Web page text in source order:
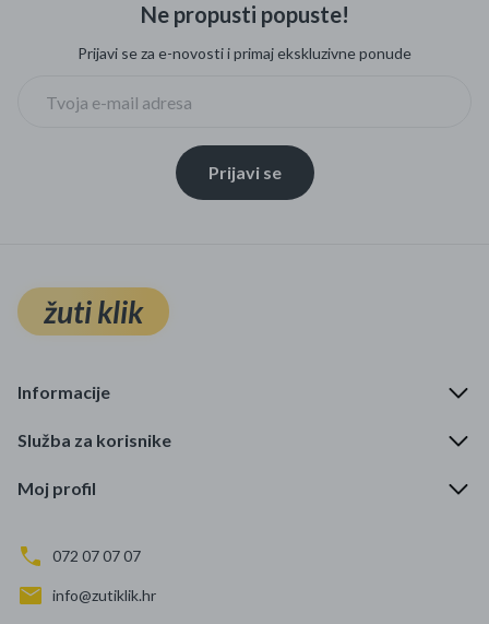
Ne propusti popuste!
Prijavi se za e-novosti i primaj ekskluzivne ponude
Prijavi se
žuti klik
Informacije
Služba za korisnike
Moj profil
072 07 07 07
info@zutiklik.hr